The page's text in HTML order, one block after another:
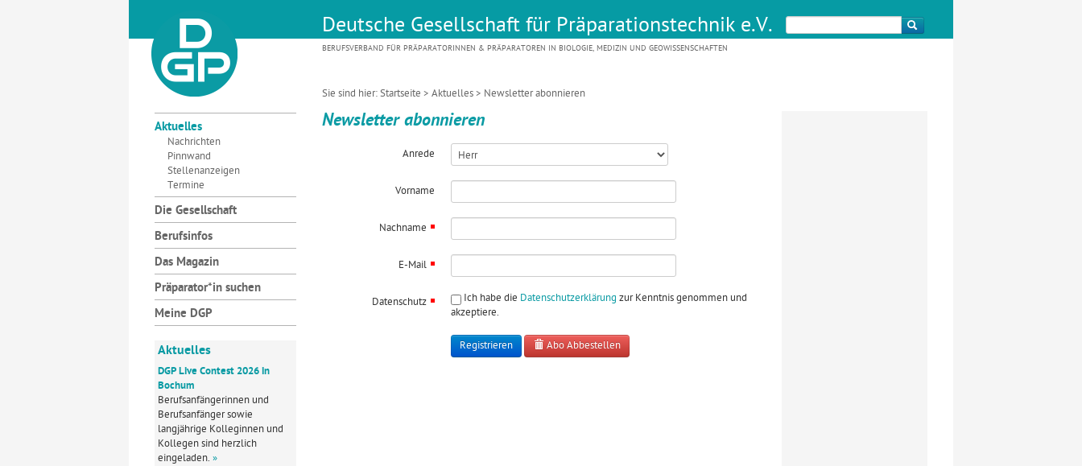
Deutsche Gesellschaft für Präparationstechnik e.V.
BERUFSVERBAND FÜR PRÄPARATORINNEN & PRÄPARATOREN IN BIOLOGIE, MEDIZIN UND GEOWISSENSCHAFTEN
Sie sind hier:Startseite > Aktuelles> Newsletter abonnieren
Aktuelles
Nachrichten
Pinnwand
Stellenanzeigen
Termine
Die Gesellschaft
Berufsinfos
Das Magazin
Präparator*in suchen
Meine DGP
Aktuelles
DGP Live Contest 2026 in
Bochum
Berufsanfängerinnen und
Berufsanfänger sowie
langjährige Kolleginnen und
Kollegen sind herzlich
eingeladen. »
Newsletter abonnieren
Anrede
Vorname
Nachname
E-Mail
Datenschutz Ich habe die Datenschutzerklärung zur Kenntnis genommen und
akzeptiere.
Abo Abbestellen